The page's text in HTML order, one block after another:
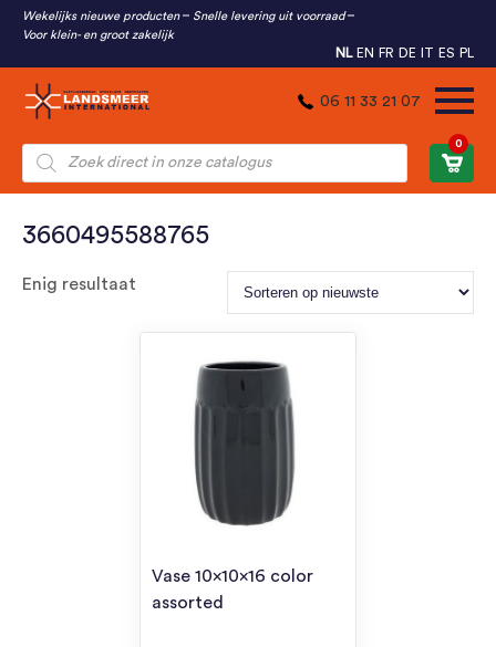
Wekelijks nieuwe producten
Snelle levering uit voorraad
Voor klein- en groot zakelijk
NL EN FR DE IT ES PL
06 11 33 21 07
Producten
zoeken
0
3660495588765
Enig resultaat
Vase 10x10x16 color
assorted